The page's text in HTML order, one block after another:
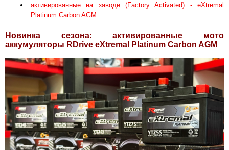
активированные на заводе (Factory Activated) - eXtremal
Platinum Carbon AGM
Новинка сезона: активированные мото
аккумуляторы RDrive eXtremal Platinum Carbon AGM